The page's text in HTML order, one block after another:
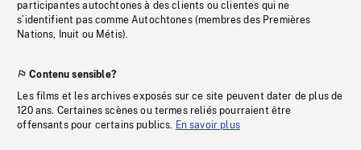
participantes autochtones à des clients ou clientes qui ne
s’identifient pas comme Autochtones (membres des Premières
Nations, Inuit ou Métis).
Contenu sensible?
Les films et les archives exposés sur ce site peuvent dater de plus de
120 ans. Certaines scènes ou termes reliés pourraient être
offensants pour certains publics. En savoir plus